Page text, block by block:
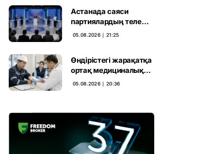
Астанада саяси
партиялардың теле
дебаты басталды
05.08.2026 ∣ 21:25
Өндірістегі жарақатқа
ортақ медициналық
талап енгізілмек
05.08.2026 ∣ 20:36